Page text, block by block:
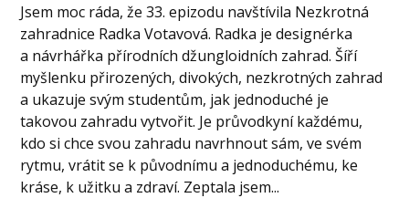
Jsem moc ráda, že 33. epizodu navštívila Nezkrotná
zahradnice Radka Votavová. Radka je designérka
a návrhářka přírodních džungloidních zahrad. Šíří
myšlenku přirozených, divokých, nezkrotných zahrad
a ukazuje svým studentům, jak jednoduché je
takovou zahradu vytvořit. Je průvodkyní každému,
kdo si chce svou zahradu navrhnout sám, ve svém
rytmu, vrátit se k původnímu a jednoduchému, ke
kráse, k užitku a zdraví. Zeptala jsem...